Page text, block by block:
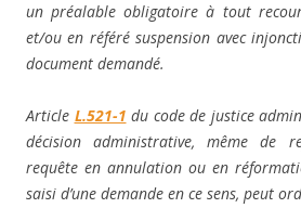
un préalable obligatoire à tout
et/ou en référé suspension avec
document demandé.
Article L.521-1 du code de justice
décision administrative, même de
requête en annulation ou en
saisi d’une demande en ce sens, peut